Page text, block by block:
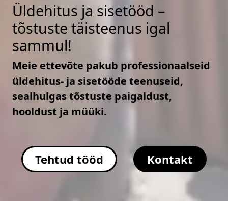
Üldehitus ja sisetööd –
tõstuste täisteenus igal
sammul!
Meie ettevõte pakub professionaalseid
üldehitus- ja sisetööde teenuseid,
sealhulgas tõstuste paigaldust,
hooldust ja müüki.
Tehtud tööd Kontakt